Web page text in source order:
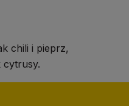
chili i pieprz,
cytrusy.